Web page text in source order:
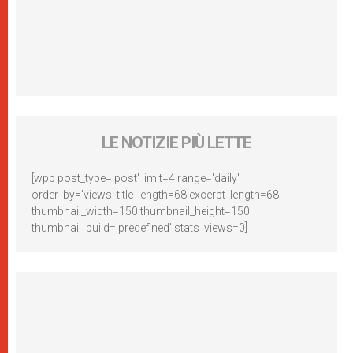
LE NOTIZIE PIÙ LETTE
[wpp post_type='post' limit=4 range='daily'
order_by='views' title_length=68 excerpt_length=68
thumbnail_width=150 thumbnail_height=150
thumbnail_build='predefined' stats_views=0]